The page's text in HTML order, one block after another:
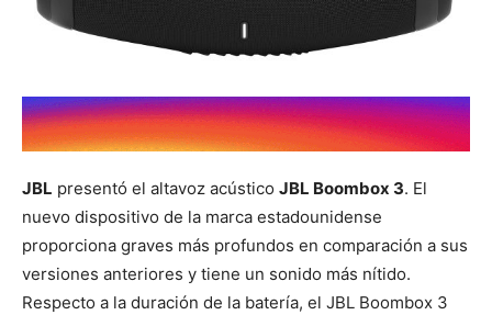
JBL presentó el altavoz acústico JBL Boombox 3. El
nuevo dispositivo de la marca estadounidense
proporciona graves más profundos en comparación a sus
versiones anteriores y tiene un sonido más nítido.
Respecto a la duración de la batería, el JBL Boombox 3